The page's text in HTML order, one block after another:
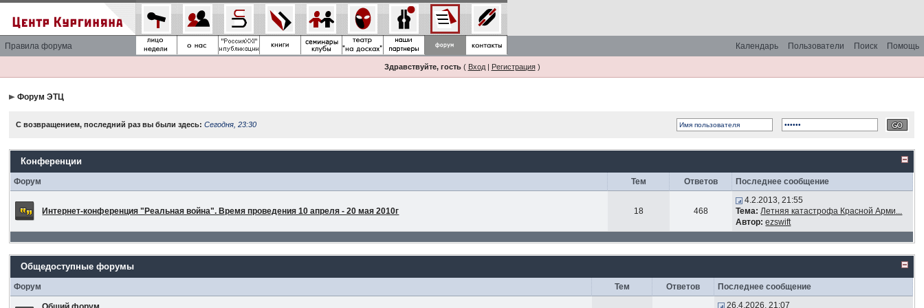
Правила форума Помощь
Поиск
Пользователи
Календарь
Здравствуйте, гость( Вход| Регистрация)
Форум ЭТЦ
С возвращением, последний раз вы были здесь:Сегодня, 23:30
Конференции
Форум Тем Ответов Последнее сообщение
Интернет-конференция "Реальная война". Время проведения 10 апреля - 20 мая 2010г 18 468
4.2.2013, 21:55
Тема: Летняя катастрофа Красной Арми...
Автор: ezswift
Общедоступные форумы
Форум Тем Ответов Последнее сообщение
26.4.2026, 21:07